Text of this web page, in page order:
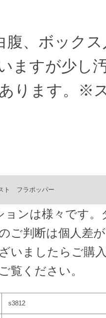
腹、ボック
ますが少し
ります。※
ト フラポッパー
ンは様々です。
ご判断は個人差
いましたらご購
覧ください。
s3812